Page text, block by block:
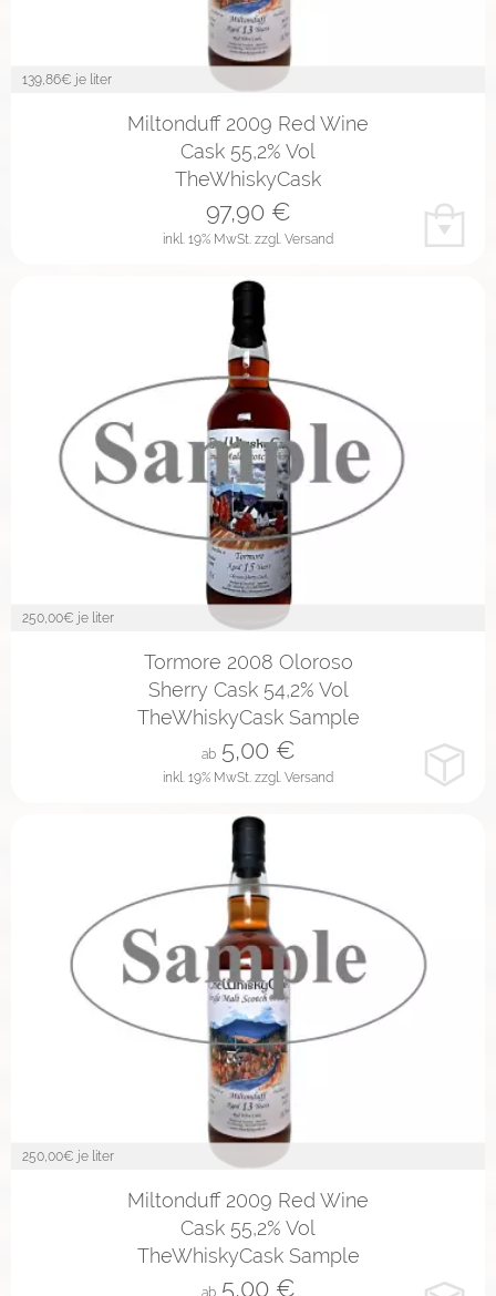
139,86€ je liter
Miltonduff 2009 Red Wine
Cask 55,2% Vol
TheWhiskyCask
inkl. 19% MwSt. zzgl. Versand
97,90€
250,00€ je liter
Tormore 2008 Oloroso
Sherry Cask 54,2% Vol
TheWhiskyCask Sample
inkl. 19% MwSt. zzgl. Versand
ab 5,00€
250,00€ je liter
Miltonduff 2009 Red Wine
Cask 55,2% Vol
TheWhiskyCask Sample
ab 5,00€